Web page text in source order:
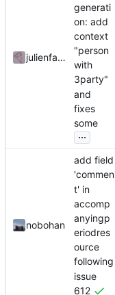
julienfastre
generati
on: add
context
"person
with
3party"
and
fixes
some
...
nobohan
add field
'commen
t' in
accomp
anyingp
eriodres
ource
following
issue
612